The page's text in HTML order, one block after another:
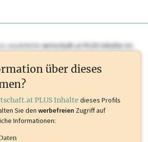
zusätzlichewirtschaft.at PLUS Inhaltedie
können. Schalten Sie dieses Profil frei
um diese Inhalte zu sehen. wirtschaft.at PLUS
OTS-Aussendungen, und viele
über dieses
PLUS Inhalte dieses Profils
Sie den werbefreien Zugriff auf
Informationen: